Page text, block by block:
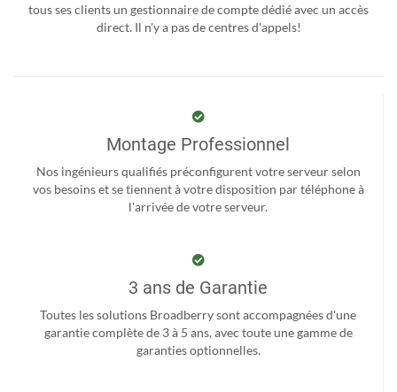
tous ses clients un gestionnaire de compte dédié avec un accès
direct. Il n'y a pas de centres d'appels!
Montage Professionnel
Nos ingénieurs qualifiés préconfigurent votre serveur selon
vos besoins et se tiennent à votre disposition par téléphone à
l'arrivée de votre serveur.
3 ans de Garantie
Toutes les solutions Broadberry sont accompagnées d'une
garantie complète de 3 à 5 ans, avec toute une gamme de
garanties optionnelles.